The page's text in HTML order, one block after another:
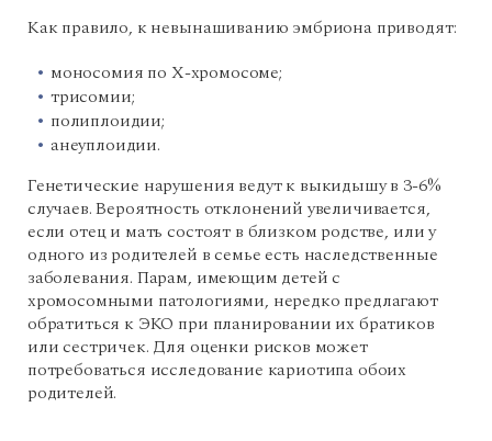
Как правило, к невынашиванию эмбриона приводят:
моносомия по Х-хромосоме;
трисомии;
полиплоидии;
анеуплоидии.
Генетические нарушения ведут к выкидышу в 3-6%
случаев. Вероятность отклонений увеличивается,
если отец и мать состоят в близком родстве, или у
одного из родителей в семье есть наследственные
заболевания. Парам, имеющим детей с
хромосомными патологиями, нередко предлагают
обратиться к ЭКО при планировании их братиков
или сестричек. Для оценки рисков может
потребоваться исследование кариотипа обоих
родителей.